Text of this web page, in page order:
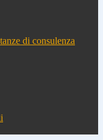
di consulenza